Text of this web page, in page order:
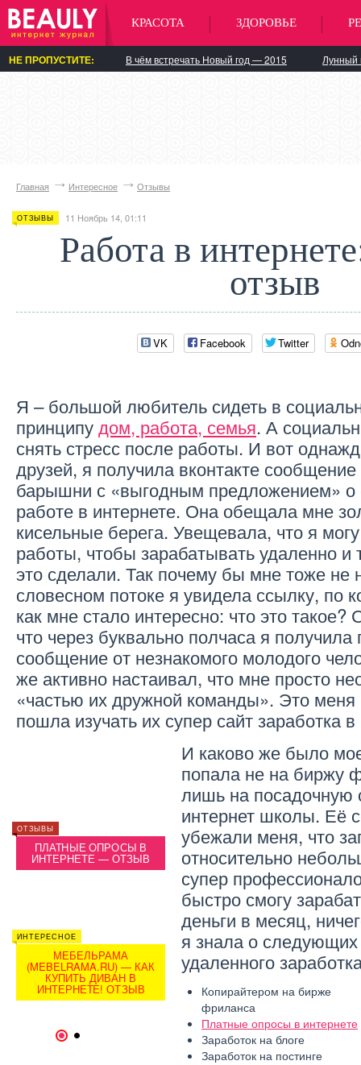
КРАСОТА ЗДОРОВЬЕ
НЕ ПРОПУСТИТЕ: В чём встречать Новый год — 2015 Лунный
Главная Интересное Отзывы
ОТЗЫВЫ 11 Ноябрь 14, 01:11
Работа в
отзыв
VK Facebook Twitter
Я – большой любитель сидеть в
принципудом, работа, семья. А
снять стресс после работы. И вот
друзей, я получила вконтакте
барышни с «выгодным предложением» о
работе в интернете. Она обещала мне
кисельные берега. Увещевала, что я
работы, чтобы зарабатывать удаленно
это сделали. Так почему бы мне тоже не
словесном потоке я увидела ссылку, по
как мне стало интересно: что это
что через буквально полчаса я
сообщение от незнакомого молодого
же активно настаивал, что мне просто
«частью их дружной команды». Это меня
пошла изучать их супер сайт заработка в
ОТЗЫВЫ
ПЛАТНЫЕ ОПРОСЫ В
ИНТЕРНЕТЕ — ОТЗЫВ
ИНТЕРЕСНОЕ
МЕБЕЛЬРАМА
(MEBELRAMA.RU) — КАК
КУПИТЬ ДИВАН В
ИНТЕРНЕТЕ! ОТЗЫВ
ОТЗЫВЫ
ИНТЕРНЕТ БИЛАЙН —
ОТЗЫВ
ОТЗЫВЫ
ТЕЛЕФОН EXPLAY —
ОТЗЫВ
И каково же было
попала не на биржу
лишь на посадочную
интернет школы. Её
убежали меня, что
относительно
супер
быстро смогу
деньги в месяц,
я знала о следующих
удаленного
Копирайтером на бирже
фриланса
Платные опросы в интернете
Заработок на блоге
Заработок на постинге